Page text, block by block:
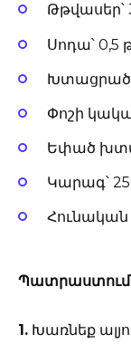
Թթվասեր՝
Սոդա՝ 0,5
Խտացրած
Փոշի
Եփած
Կարագ՝
Հունական
1. Խառնեք